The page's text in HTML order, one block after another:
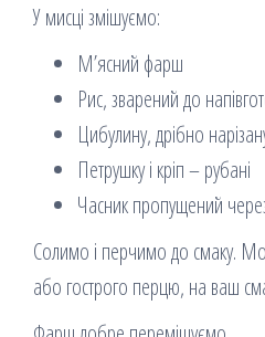
У мисці змішуємо:
М’ясний фарш
Рис, зварений до
Цибулину, дрібно
Петрушку і кріп – рубані
Часник пропущений
Солимо і перчимо до смаку.
або гострого перцю, на ваш